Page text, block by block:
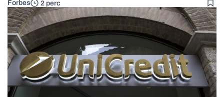
Forbes 2 perc